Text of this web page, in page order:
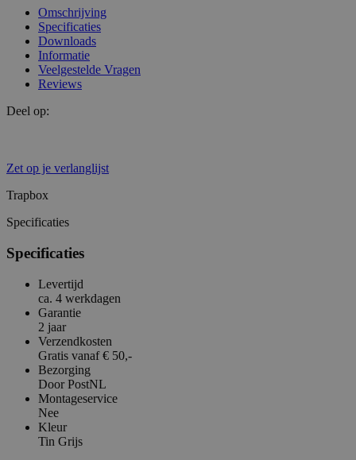
Omschrijving
Specificaties
Downloads
Informatie
Veelgestelde Vragen
Reviews
Deel op:
Zet op je verlanglijst
Trapbox
Specificaties
Specificaties
Levertijd
ca. 4 werkdagen
Garantie
2 jaar
Verzendkosten
Gratis vanaf € 50,-
Bezorging
Door PostNL
Montageservice
Nee
Kleur
Tin Grijs